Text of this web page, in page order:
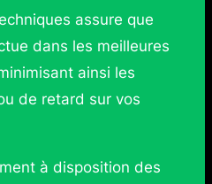
assure que
dans les meilleures
ainsi les
de retard sur vos
à disposition des